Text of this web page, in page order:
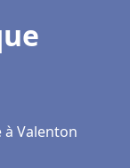
Valenton